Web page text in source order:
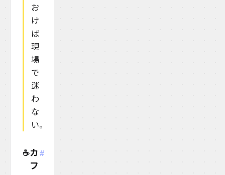
お
け
ば
現
場
で
迷
わ
な
い。
☕カ
フ
#